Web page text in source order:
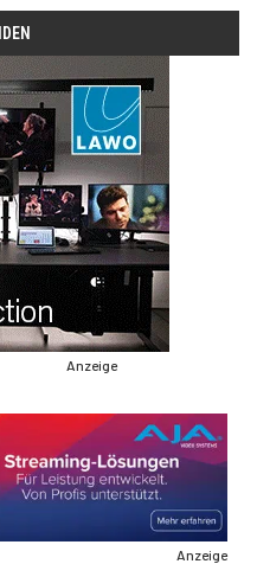
Anzeige
Anzeige